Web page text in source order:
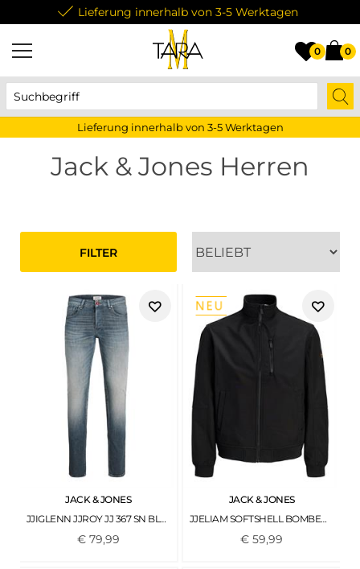
Lieferung innerhalb von 3-5 Werktagen
0 0
Lieferung innerhalb von 3-5 Werktagen
Jack & Jones Herren
FILTER
JACK & JONES
JJIGLENN JJROY JJ 367 SN BLUE DENIM
€ 79,99
JACK & JONES
JJELIAM SOFTSHELL BOMBER NOOS BLACK
€59,99